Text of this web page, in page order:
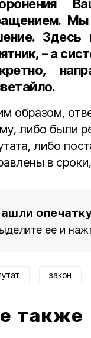
Мы
Здесь
– а
образом,
либо были
либо
в
ее и
закон
также